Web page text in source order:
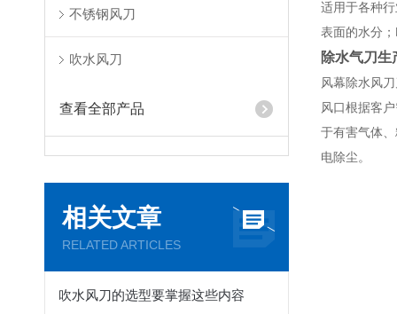
不锈钢风刀
吹水风刀
查看全部产品
相关文章
RELATED ARTICLES
吹水风刀的选型要掌握这些内容
适用于各种
表面的水分
除水气刀生
风幕除水风
风口根据客
于有害气体
电除尘。